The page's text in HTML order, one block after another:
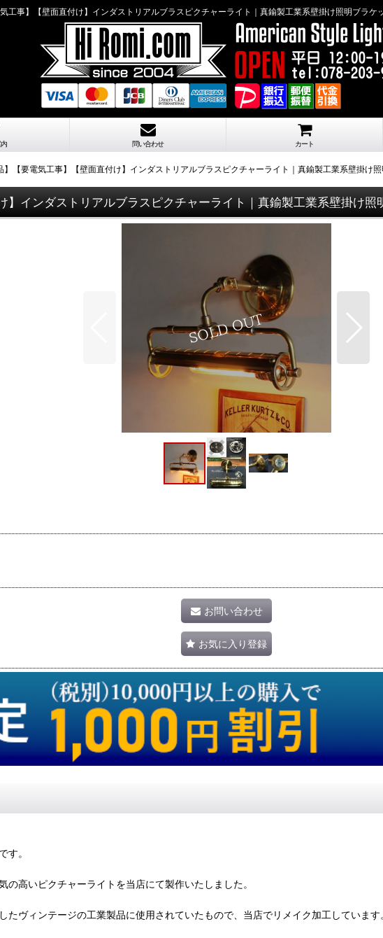
気工事】【壁面直付け】インダストリアルブラスピクチャーライト｜真鍮製工業系壁掛け照明ブラケ
問い合わせ カート
】【要電気工事】【壁面直付け】インダストリアルブラスピクチャーライト｜真鍮製工業系壁掛け
】インダストリアルブラスピクチャーライト｜真鍮製工業系壁掛け
お問い合わせ
お気に入り登録
す。
高いピクチャーライトを当店にて製作いたしました。
たヴィンテージの工業製品に使用されていたもので、当店でリメイク加工しています